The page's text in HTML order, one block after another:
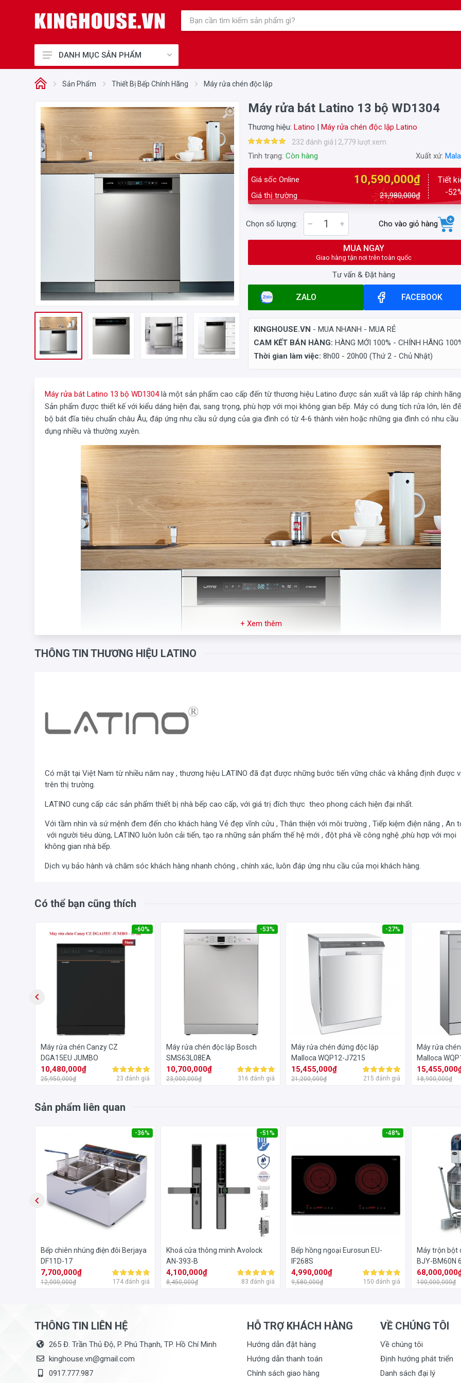
Cho Mẹ và Bé
Sức Khỏe và Làm Đẹp
Điện máy, Điện lạnh
Nhà cửa - Đời sống
Phụ kiện tủ bếp, Khóa điện tử
Thiết Bị Công Nghiệp
DANH MỤC SẢN PHẨM
Sản Phẩm Thiết Bị Bếp Chính Hãng Máy rửa chén độc lập
Máy rửa bát Latino 13 bộ WD1304
Thương hiệu: Latino | Máy rửa chén độc lập Latino
232 đánh giá | 2,779 lượt xem
Tình trạng: Còn hàng Xuất xứ:
Giá sốc Online 10,590,000₫
Giá thị trường 21,980,000₫
Tiết
-
Chọn số lượng: Cho vào giỏ hàng
MUA NGAY
Giao hàng tận nơi trên toàn quốc
Tư vấn & Đặt hàng
ZALO FACEBOOK
KINGHOUSE.VN - MUA NHANH - MUA RẺ
CAM KẾT BÁN HÀNG: HÀNG MỚI 100% - CHÍNH HÃNG
Thời gian làm việc: 8h00 - 20h00 (Thứ 2 - Chủ Nhật)
Máy rửa bát Latino 13 bộ WD1304là một sản phẩm cao cấp đến từ thương hiệu Latino được sản xuất và lắp ráp chính
Sản phẩm được thiết kế với kiểu dáng hiện đại, sang trọng, phù hợp với mọi không gian bếp. Máy có dung tích rửa lớn, lên
bộ bát đĩa tiêu chuẩn châu Âu, đáp ứng nhu cầu sử dụng của gia đình có từ 4-6 thành viên hoặc những gia đình có nhu cầu
dụng nhiều và thường xuyên.
Máy rửa bát Latino LT WD1304
có nhiều điểm ấn tượng, độc đáo và mới lạ hơn so với nhiều loại máy rửa bát thông thường.
liệu của máy là thép không gỉ, bền chắc, toàn thể máy sử dụng tông màu xám bạc sạch, đẹp tạo cảm giác sang trọng, hiện
+ Xem thêm
THÔNG TIN THƯƠNG HIỆU LATINO
Có mặt tại Việt Nam từ nhiều năm nay , thương hiệu LATINO đã đạt được những bước tiến vững chắc và khẳng định được
trên thị trường.
LATINO cung cấp các sản phẩm thiết bị nhà bếp cao cấp, với giá trị đích thực theo phong cách hiện đại nhất.
Với tầm nhìn và sứ mệnh đem đến cho khách hàng Vẻ đẹp vĩnh cửu , Thân thiện với môi trường , Tiếp kiệm điện năng , An
với người tiêu dùng, LATINO luôn luôn cải tiến, tạo ra những sản phẩm thế hệ mới , đột phá về công nghệ ,phù hợp với mọi
không gian nhà bếp.
Dịch vụ bảo hành và chăm sóc khách hàng nhanh chóng , chính xác, luôn đáp ứng nhu cầu của mọi khách hàng.
Có thể bạn cũng thích
-60%
Máy rửa chén Canzy CZ
DGA15EU JUMBO
10,480,000₫
25,950,000₫ 23 đánh giá
-53%
Máy rửa chén độc lập Bosch
SMS63L08EA
10,700,000₫
23,000,000₫ 316 đánh giá
-27%
Máy rửa chén đứng độc lập
Malloca WQP12-J7215
15,455,000₫
21,200,000₫ 215 đánh giá
Máy rửa
Malloca
18,900,000₫
Sản phẩm liên quan
-36%
Bếp chiên nhúng điện đôi Berjaya
DF11D-17
7,700,000₫
12,000,000₫ 174 đánh giá
-51%
Khoá cửa thông minh Avolock
AN-393-B
4,100,000₫
8,450,000₫ 83 đánh giá
-48%
Bếp hồng ngoại Eurosun EU-
IF268S
4,990,000₫
9,580,000₫ 150 đánh giá
Máy trộn bột
BJY-BM60N
100,000,000₫
THÔNG TIN LIÊN HỆ
265 Đ. Trần Thủ Độ, P. Phú Thạnh, TP. Hồ Chí Minh
kinghouse.vn@gmail.com
0917.777.987
HỖ TRỢ KHÁCH HÀNG
Hướng dẫn đặt hàng
Hướng dẫn thanh toán
Chính sách giao hàng
VỀ CHÚNG TÔI
Về chúng tôi
Định hướng phát triển
Danh sách đại lý